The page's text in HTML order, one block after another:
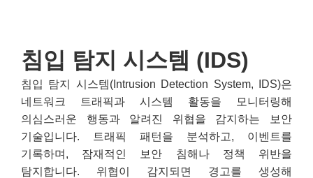
침입 탐지 시스템 (IDS)
침입 탐지 시스템(Intrusion Detection System, IDS)은
네트워크 트래픽과 시스템 활동을 모니터링해
의심스러운 행동과 알려진 위협을 감지하는 보안
기술입니다. 트래픽 패턴을 분석하고, 이벤트를
기록하며, 잠재적인 보안 침해나 정책 위반을
탐지합니다. 위협이 감지되면 경고를 생성해